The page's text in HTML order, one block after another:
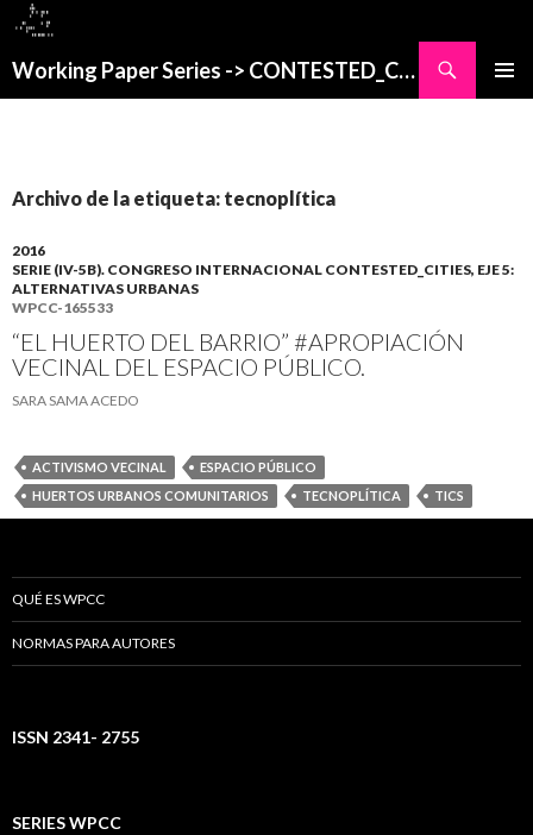
Working Paper Series -> CONTESTED_CITIES
Archivo de la etiqueta: tecnoplítica
2016
SERIE (IV-5B). CONGRESO INTERNACIONAL CONTESTED_CITIES, EJE 5:
ALTERNATIVAS URBANAS
WPCC-165533
“EL HUERTO DEL BARRIO” #APROPIACIÓN
VECINAL DEL ESPACIO PÚBLICO.
SARA SAMA ACEDO
ACTIVISMO VECINAL
ESPACIO PÚBLICO
HUERTOS URBANOS COMUNITARIOS
TECNOPLÍTICA TICS
QUÉ ES WPCC
NORMAS PARA AUTORES
ISSN 2341- 2755
SERIES WPCC